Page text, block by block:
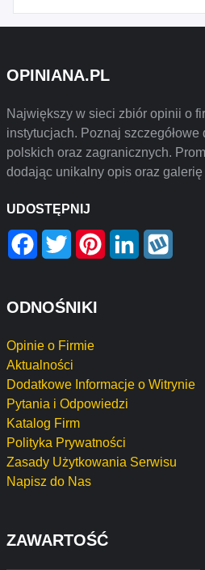
OPINIANA.PL
Największy w sieci zbiór opinii o
instytucjach. Poznaj
polskich oraz zagranicznych.
dodając unikalny opis oraz galerię
UDOSTĘPNIJ
Facebook
Twitter PinterestLinkedIn
ODNOŚNIKI
Opinie o Firmie
Aktualności
Dodatkowe Informacje o Witrynie
Pytania i Odpowiedzi
Katalog Firm
Polityka Prywatności
Zasady Użytkowania Serwisu
Napisz do Nas
ZAWARTOŚĆ